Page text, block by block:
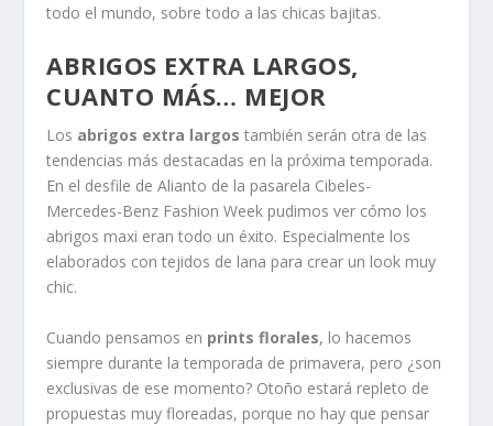
todo el mundo, sobre todo a las chicas bajitas.
ABRIGOS EXTRA LARGOS,
CUANTO MÁS… MEJOR
Los abrigos extra largos también serán otra de las
tendencias más destacadas en la próxima temporada.
En el desfile de Alianto de la pasarela Cibeles-
Mercedes-Benz Fashion Week pudimos ver cómo los
abrigos maxi eran todo un éxito. Especialmente los
elaborados con tejidos de lana para crear un look muy
chic.
Cuando pensamos en prints florales, lo hacemos
siempre durante la temporada de primavera, pero ¿son
exclusivas de ese momento? Otoño estará repleto de
propuestas muy floreadas, porque no hay que pensar